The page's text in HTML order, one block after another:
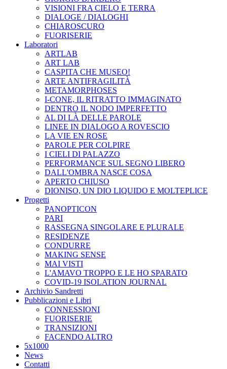
VISIONI FRA CIELO E TERRA
DIALOGE / DIALOGHI
CHIAROSCURO
FUORISERIE
Laboratori
ARTLAB
ART LAB
CASPITA CHE MUSEO!
ARTE ANTIFRAGILITÀ
METAMORPHOSES
I-CONE, IL RITRATTO IMMAGINATO
DENTRO IL NODO IMPERFETTO
AL DI LÀ DELLE PAROLE
LINEE IN DIALOGO A ROVESCIO
LA VIE EN ROSE
PAROLE PER COLPIRE
I CIELI DI PALAZZO
PERFORMANCE SUL SEGNO LIBERO
DALL'OMBRA NASCE COSA
APERTO CHIUSO
DIONISO, UN DIO LIQUIDO E MOLTEPLICE
Progetti
PANOPTICON
PARI
RASSEGNA SINGOLARE E PLURALE
RESIDENZE
CONDURRE
MAKING SENSE
MAI VISTI
L'AMAVO TROPPO E LE HO SPARATO
COVID-19 ISOLATION JOURNAL
Archivio Sandretti
Pubblicazioni e Libri
CONNESSIONI
FUORISERIE
TRANSIZIONI
FACENDO ALTRO
5x1000
News
Contatti